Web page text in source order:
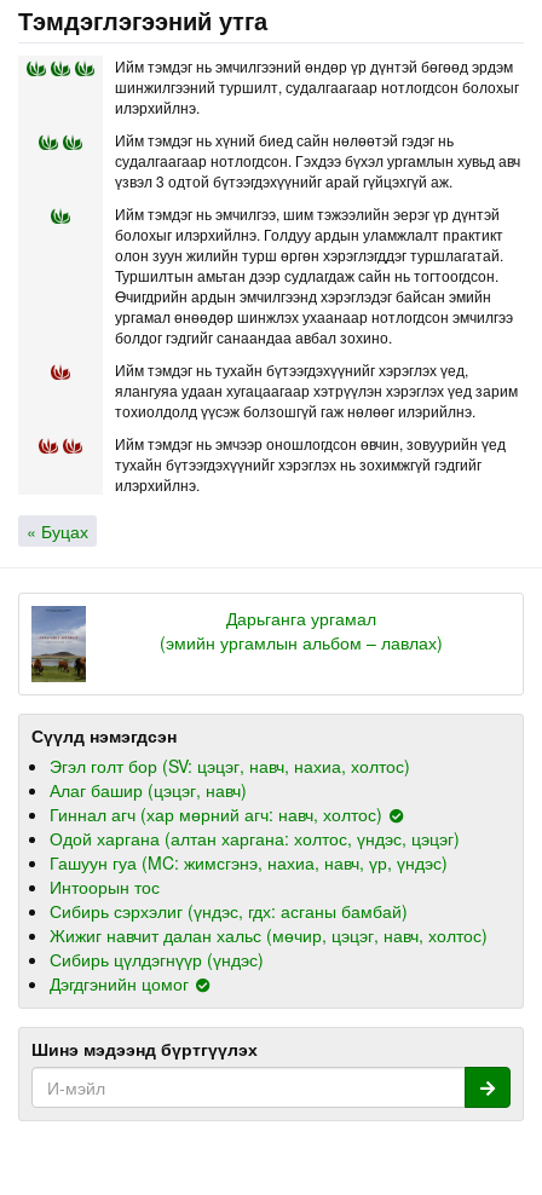
Тэмдэглэгээний утга
Ийм тэмдэг нь эмчилгээний өндөр үр дүнтэй бөгөөд эрдэм
шинжилгээний туршилт, судалгаагаар нотлогдсон болохыг
илэрхийлнэ.
Ийм тэмдэг нь хүний биед сайн нөлөөтэй гэдэг нь
судалгаагаар нотлогдсон. Гэхдээ бүхэл ургамлын хувьд авч
үзвэл 3 одтой бүтээгдэхүүнийг арай гүйцэхгүй аж.
Ийм тэмдэг нь эмчилгээ, шим тэжээлийн эерэг үр дүнтэй
болохыг илэрхийлнэ. Голдуу ардын уламжлалт практикт
олон зуун жилийн турш өргөн хэрэглэгддэг туршлагатай.
Туршилтын амьтан дээр судлагдаж сайн нь тогтоогдсон.
Өчигдрийн ардын эмчилгээнд хэрэглэдэг байсан эмийн
ургамал өнөөдөр шинжлэх ухаанаар нотлогдсон эмчилгээ
болдог гэдгийг санаандаа авбал зохино.
Ийм тэмдэг нь тухайн бүтээгдэхүүнийг хэрэглэх үед,
ялангуяа удаан хугацаагаар хэтрүүлэн хэрэглэх үед зарим
тохиолдолд үүсэж болзошгүй гаж нөлөөг илэрийлнэ.
Ийм тэмдэг нь эмчээр оношлогдсон өвчин, зовуурийн үед
тухайн бүтээгдэхүүнийг хэрэглэх нь зохимжгүй гэдгийг
илэрхийлнэ.
« Буцах
Дарьганга ургамал
(эмийн ургамлын альбом – лавлах)
Сүүлд нэмэгдсэн
Эгэл голт бор (SV: цэцэг, навч, нахиа, холтос)
Алаг башир (цэцэг, навч)
Гиннал агч (хар мөрний агч: навч, холтос)
Одой харгана (алтан харгана: холтос, үндэс, цэцэг)
Гашуун гуа (MC: жимсгэнэ, нахиа, навч, үр, үндэс)
Интоорын тос
Сибирь сэрхэлиг (үндэс, гдх: асганы бамбай)
Жижиг навчит далан хальс (мөчир, цэцэг, навч, холтос)
Сибирь цүлдэгнүүр (үндэс)
Дэгдгэнийн цомог
Шинэ мэдээнд бүртгүүлэх